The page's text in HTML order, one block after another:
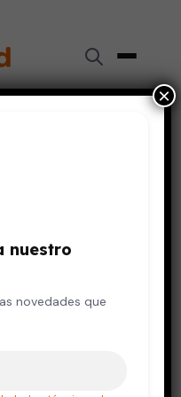
estrés
nuestro
novedades que
×